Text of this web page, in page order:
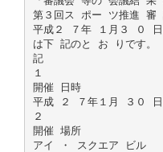
第３回ス ポー ツ推進
平成２ ７年 １月３ ０
は下 記のと お りです。
記
１
開催 日時
平成 ２ ７年１月 ３０ 日
２
開催 場所
アイ ・ スクエア ビル